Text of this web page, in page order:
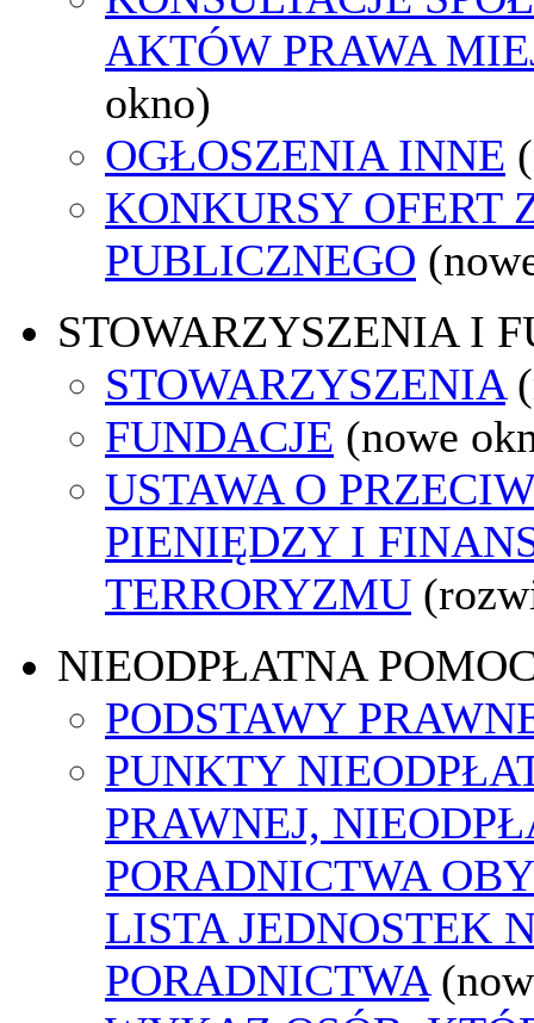
AKTÓW PRAWA
okno)
OGŁOSZENIA INNE
KONKURSY OFERT
PUBLICZNEGO
STOWARZYSZENIA I
STOWARZYSZENIA
FUNDACJE (nowe
USTAWA O
PIENIĘDZY I
TERRORYZMU
NIEODPŁATNA
PODSTAWY
PUNKTY
PRAWNEJ,
PORADNICTWA
LISTA JEDNOSTEK
PORADNICTWA